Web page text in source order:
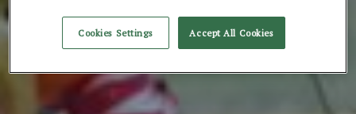
Cookies Settings Accept All Cookies